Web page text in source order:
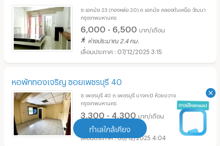
ทำเลใกล้เคียง
ซ.เอกมัย 23 (ทองหล่อ 20) ถ.เอกมัย คลองตันเหนือ วัฒนา
กรุงเทพมหานคร
6,000 - 6,500 บาท/เดือน
ห่างประมาณ 2.4 กม.
07/12/2025 3:15
หอพักทองเจริญ ซอยเพชรบุรี 40
ซ.เพชรบุรี 40 ถ.เพชรบุรี บางกะปิ ห้วยขวาง
กรุงเทพมหานคร
3,300 - 4,300 บาท/เดือน
ห่างประมาณ 2.7 กม.
03/12/2025 4:04